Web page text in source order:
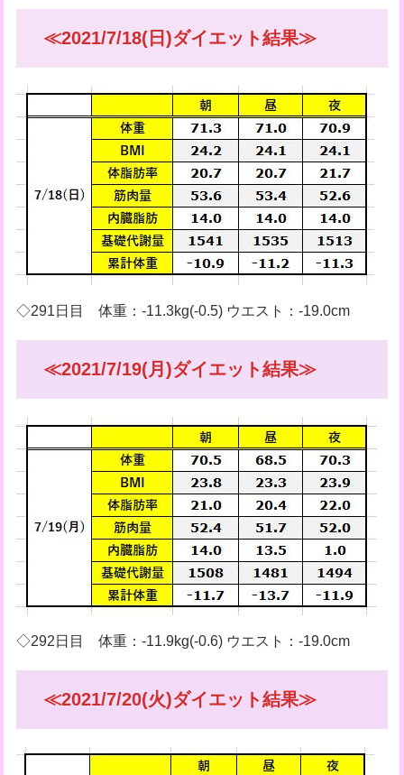
≪2021/7/18(日)ダイエット結果≫
◇291日目 体重：-11.3kg(-0.5) ウエスト：-19.0cm
≪2021/7/19(月)ダイエット結果≫
◇292日目 体重：-11.9kg(-0.6) ウエスト：-19.0cm
≪2021/7/20(火)ダイエット結果≫